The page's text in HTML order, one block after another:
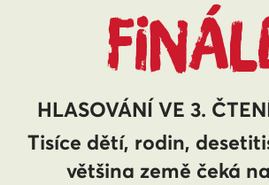
HLASOVÁNÍ VE 3.
Tisíce dětí, rodin,
většina země čeká